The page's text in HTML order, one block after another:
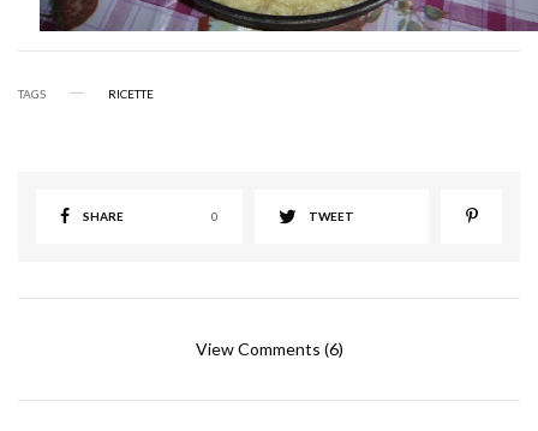
TAGS RICETTE
SHARE 0 TWEET
View Comments (6)